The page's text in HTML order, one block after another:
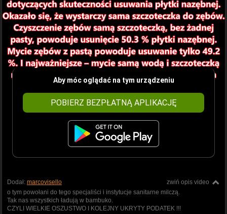
Aby móc oglądać na tym urządzeniu
POBIERZ BEZPŁATNĄ APLIKACJĘ
zwiń opis video
Dodał: marcovisello
o tym powołani do tego specjaliści i instytucje sanitarne milczą.
Tak nas wszystkich ładują w bambuko.
CZYLI WIELKIE OSZUSTWO I KOLEJNY UKRYTY PODATEK !!!